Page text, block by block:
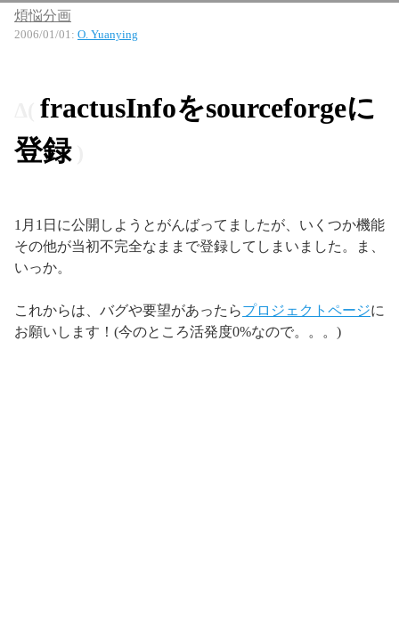
煩悩分画
2006/01/01: O. Yuanying
fractusInfoをsourceforgeに
登録
1月1日に公開しようとがんばってましたが、いくつか機能
その他が当初不完全なままで登録してしまいました。ま、
いっか。
これからは、バグや要望があったらプロジェクトページに
お願いします！(今のところ活発度0%なので。。。)